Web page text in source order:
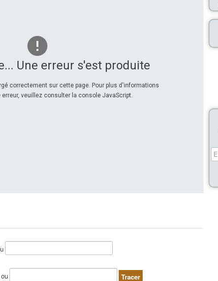
Une erreur s'est produite
correctement sur cette page. Pour plus d'informations
veuillez consulter la console JavaScript.
ou